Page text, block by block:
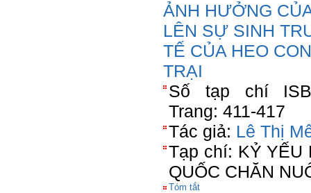
ẢNH HƯỞNG
LÊN SỰ SINH
TẾ CỦA HEO
TRẠI
Số tạp chí
Trang: 411-417
Tác giả: Lê Thị
Tạp chí: KỶ YẾU
QUỐC CHĂN
Tóm tắt